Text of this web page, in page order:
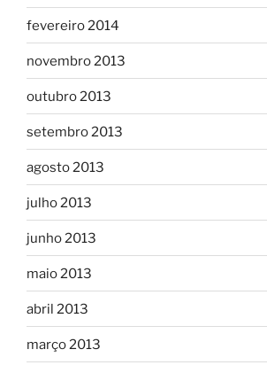
fevereiro 2014
novembro 2013
outubro 2013
setembro 2013
agosto 2013
julho 2013
junho 2013
maio 2013
abril 2013
março 2013